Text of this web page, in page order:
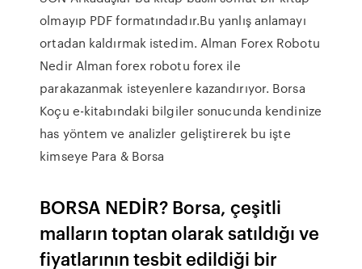
olmayıp PDF formatındadır.Bu yanlış anlamayı
ortadan kaldırmak istedim. Alman Forex Robotu
Nedir Alman forex robotu forex ile
parakazanmak isteyenlere kazandırıyor. Borsa
Koçu e-kitabındaki bilgiler sonucunda kendinize
has yöntem ve analizler geliştirerek bu işte
kimseye Para & Borsa
BORSA NEDİR? Borsa, çeşitli
malların toptan olarak satıldığı ve
fiyatlarının tesbit edildiği bir